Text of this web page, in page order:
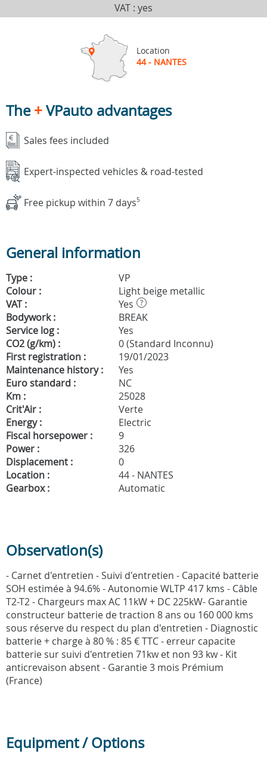
VAT : yes
Location
44 - NANTES
The+VPauto advantages
Sales fees included
Expert-inspected vehicles & road-tested
Free pickup within 7 days5
General information
Type :
VP
Colour :
Light beige metallic
VAT :
Yes ?
Bodywork :
BREAK
Service log :
Yes
CO2 (g/km) :
0 (Standard Inconnu)
First registration :
19/01/2023
Maintenance history :
Yes
Euro standard :
NC
Km :
25028
Crit'Air :
Verte
Energy :
Electric
Fiscal horsepower :
9
Power :
326
Displacement :
0
Location :
44 - NANTES
Gearbox :
Automatic
Observation(s)
- Carnet d'entretien - Suivi d'entretien - Capacité batterie
SOH estimée à 94.6% - Autonomie WLTP 417 kms - Câble
T2-T2 - Chargeurs max AC 11kW + DC 225kW- Garantie
constructeur batterie de traction 8 ans ou 160 000 kms
sous réserve du respect du plan d'entretien - Diagnostic
batterie + charge à 80 % : 85 € TTC - erreur capacite
batterie sur suivi d'entretien 71kw et non 93 kw - Kit
anticrevaison absent - Garantie 3 mois Prémium
(France)
Equipment / Options